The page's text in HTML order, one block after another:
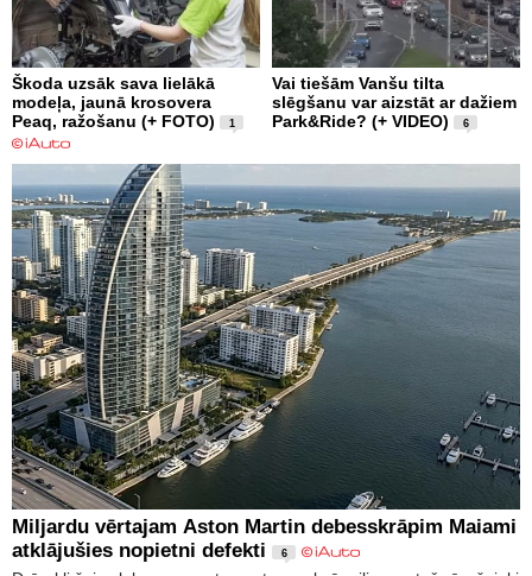
Škoda uzsāk sava lielākā
modeļa, jaunā krosovera
Peaq, ražošanu (+ FOTO)
1
Vai tiešām Vanšu tilta
slēgšanu var aizstāt ar dažiem
Park&Ride? (+ VIDEO)
6
Miljardu vērtajam Aston Martin debesskrāpim Maiami
atklājušies nopietni defekti
6